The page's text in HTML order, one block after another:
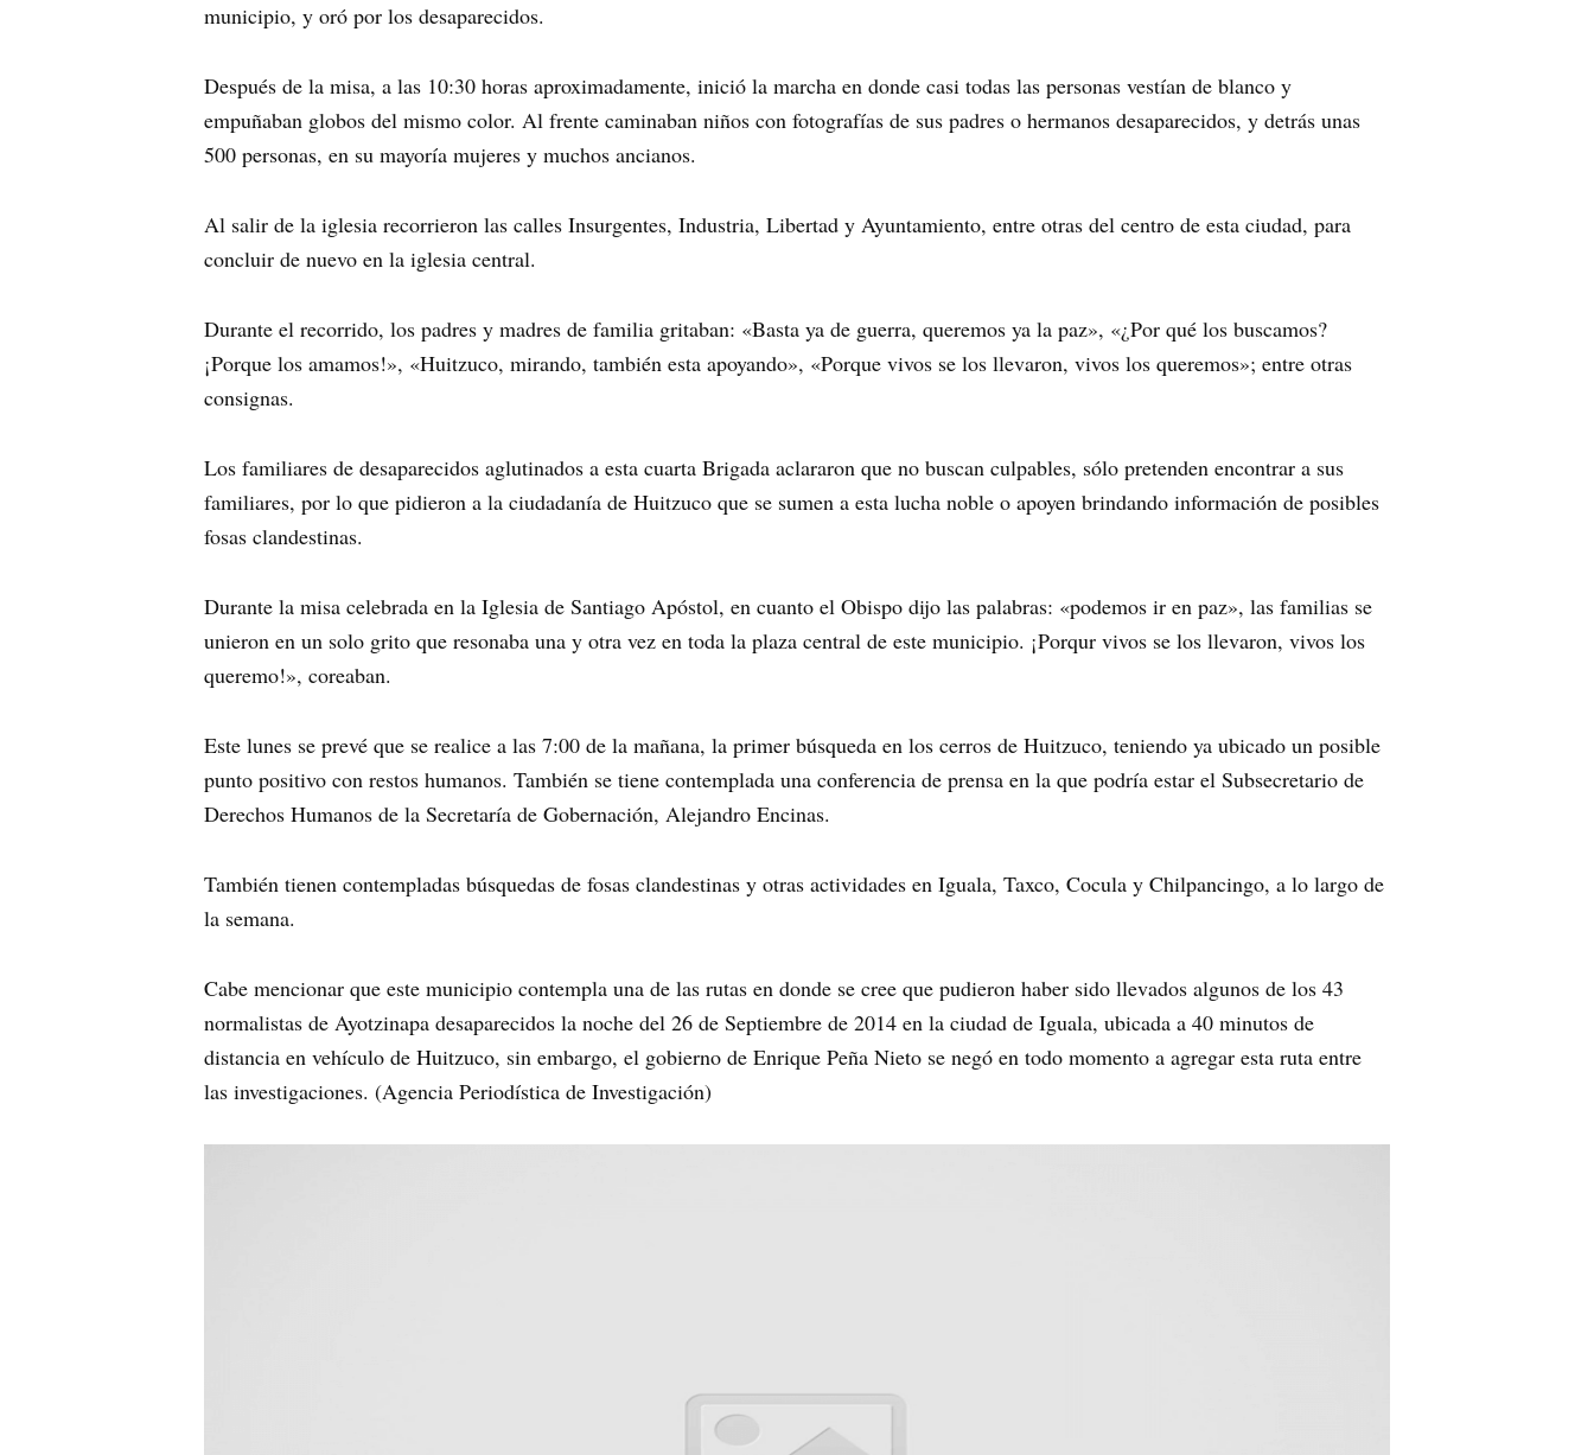
municipio, y oró por los desaparecidos.
Después de la misa, a las 10:30 horas aproximadamente, inició la marcha en donde casi todas las personas vestían de blanco y
empuñaban globos del mismo color. Al frente caminaban niños con fotografías de sus padres o hermanos desaparecidos, y detrás unas
500 personas, en su mayoría mujeres y muchos ancianos.
Al salir de la iglesia recorrieron las calles Insurgentes, Industria, Libertad y Ayuntamiento, entre otras del centro de esta ciudad, para
concluir de nuevo en la iglesia central.
Durante el recorrido, los padres y madres de familia gritaban: «Basta ya de guerra, queremos ya la paz», «¿Por qué los buscamos?
¡Porque los amamos!», «Huitzuco, mirando, también esta apoyando», «Porque vivos se los llevaron, vivos los queremos»; entre otras
consignas.
Los familiares de desaparecidos aglutinados a esta cuarta Brigada aclararon que no buscan culpables, sólo pretenden encontrar a sus
familiares, por lo que pidieron a la ciudadanía de Huitzuco que se sumen a esta lucha noble o apoyen brindando información de posibles
fosas clandestinas.
Durante la misa celebrada en la Iglesia de Santiago Apóstol, en cuanto el Obispo dijo las palabras: «podemos ir en paz», las familias se
unieron en un solo grito que resonaba una y otra vez en toda la plaza central de este municipio. ¡Porqur vivos se los llevaron, vivos los
queremo!», coreaban.
Este lunes se prevé que se realice a las 7:00 de la mañana, la primer búsqueda en los cerros de Huitzuco, teniendo ya ubicado un posible
punto positivo con restos humanos. También se tiene contemplada una conferencia de prensa en la que podría estar el Subsecretario de
Derechos Humanos de la Secretaría de Gobernación, Alejandro Encinas.
También tienen contempladas búsquedas de fosas clandestinas y otras actividades en Iguala, Taxco, Cocula y Chilpancingo, a lo largo de
la semana.
Cabe mencionar que este municipio contempla una de las rutas en donde se cree que pudieron haber sido llevados algunos de los 43
normalistas de Ayotzinapa desaparecidos la noche del 26 de Septiembre de 2014 en la ciudad de Iguala, ubicada a 40 minutos de
distancia en vehículo de Huitzuco, sin embargo, el gobierno de Enrique Peña Nieto se negó en todo momento a agregar esta ruta entre
las investigaciones. (Agencia Periodística de Investigación)